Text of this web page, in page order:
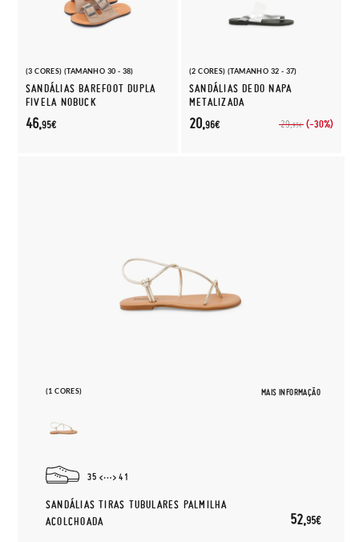
(3 CORES) (TAMANHO 30 - 38)
SANDÁLIAS BAREFOOT DUPLA
FIVELA NOBUCK
46,95€
(2 CORES) (TAMANHO 32 - 37)
SANDÁLIAS DEDO NAPA
METALIZADA
29,95€ (-30%)
20,96€
(1 CORES) MAIS INFORMAÇÃO
35 41
SANDÁLIAS TIRAS TUBULARES PALMILHA
ACOLCHOADA
52,95€